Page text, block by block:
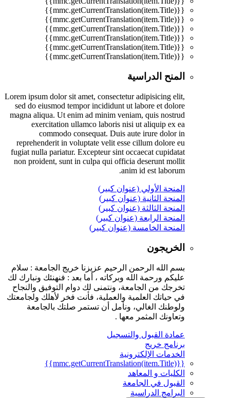
{{mmc.getCurrentTranslation(item.Title)}}
{{mmc.getCurrentTranslation(item.Title)}}
{{mmc.getCurrentTranslation(item.Title)}}
{{mmc.getCurrentTranslation(item.Title)}}
{{mmc.getCurrentTranslation(item.Title)}}
{{mmc.getCurrentTranslation(item.Title)}}
المنح الدراسية
Lorem ipsum dolor sit amet, consectetur adipisicing elit,
sed do eiusmod tempor incididunt ut labore et dolore
magna aliqua. Ut enim ad minim veniam, quis nostrud
exercitation ullamco laboris nisi ut aliquip ex ea
commodo consequat. Duis aute irure dolor in
reprehenderit in voluptate velit esse cillum dolore eu
fugiat nulla pariatur. Excepteur sint occaecat cupidatat
non proident, sunt in culpa qui officia deserunt mollit
anim id est laborum.
المنحة الأولي (عنوان كبير)
المنحة الثانية (عنوان كبير)
المنحة الثالثة (عنوان كبير)
المنحة الرابعة (عنوان كبير)
المنحة الخامسة (عنوان كبير)
الخريجون
بسم الله الرحمن الرحيم عزيزنا خريج الجامعة : سلام
عليكم ورحمة الله وبركاته ، أما بعد : فنهنئك ونبارك لك
تخرجك من الجامعة، ونتمنى لك دوام التوفيق والنجاح
في حياتك العلمية والعملية، فأنت فخر لأهلك ولجامعتك
ولوطنك الغالي، ونأمل أن تستمر صلتك بالجامعة
وتعاونك المثمر معها .
عمادة القبول والتسجيل
برنامج خريج
الخدمات الإلكترونية
{{mmc.getCurrentTranslation(item.Title)}}
الكليات و المعاهد
القبول في الجامعة
البرامج الدراسية